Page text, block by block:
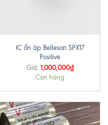
IC ổn áp Belleson SPX17
Positive
Giá: 1,000,000₫
Còn hàng